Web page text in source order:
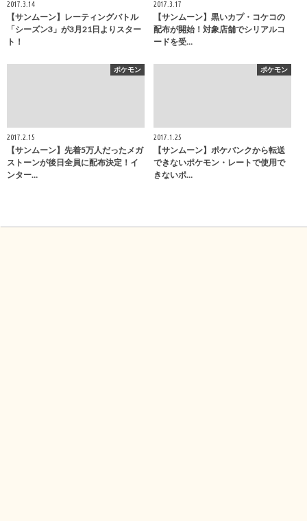
2017.3.14
【サンムーン】レーティングバトル
「シーズン3」が3月21日よりスター
ト！
2017.3.17
【サンムーン】黒いカプ・コケコの
配布が開始！対象店舗でシリアルコ
ードを受…
ポケモン
2017.2.15
【サンムーン】先着5万人だったメガ
ストーンが後日全員に配布決定！イ
ンター…
ポケモン
2017.1.25
【サンムーン】ポケバンクから転送
できないポケモン・レートで使用で
きないポ…